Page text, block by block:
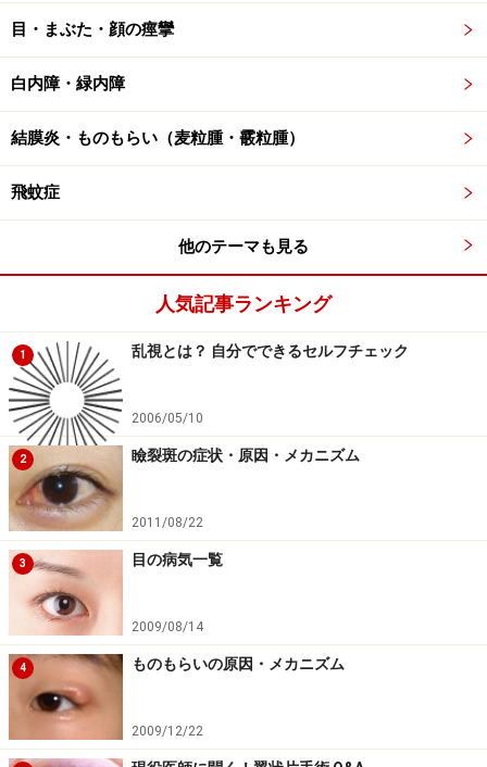
「そうですね」
大体上記のような会話が交わされます。レーザーも一応
手術法の1つですが、上で書いているレーザーでは止め
きれない、いわゆる本当の「網膜剥離」の場合は「網膜
復位術」と呼ばれる手術で治療します。
みなさんは2枚の薄い板をくっつけたい場合はどうしま
すか？ まず糊をつけて、2枚の板を接触させるでしょ
う。よりしっかりつけたい場合は、そのあとしばらく上
に重りでも乗せておくでしょう。
この原理をそのまま応用しているのが、網膜復位術だと
私は考えています。眼科の教科書にはこのような例えは
あまり載っていませんが、元来機械工学系の私としては
これで間違いないと思っています。網膜復位術には方法
が大きく違う2つの方法があります。以下でわかりやす
く説明しましょう。
強膜バックリングによる網膜復位術
はがれた部分を、眼球の外側からつける方法。「グライ
オ」という先がマイナス90度になる鉛筆のような道具を
網膜の外側にある強膜に外側から強く押し付け、穴の周
目・まぶた・顔の痙攣
白内障・緑内障
結膜炎・ものもらい（麦粒腫・霰粒腫）
飛蚊症
他のテーマも見る
人気記事ランキング
1 乱視とは？ 自分でできるセルフチェック
2006/05/10
2 瞼裂斑の症状・原因・メカニズム
2011/08/22
3 目の病気一覧
2009/08/14
4 ものもらいの原因・メカニズム
2009/12/22